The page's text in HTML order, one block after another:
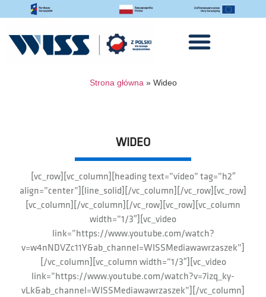
Strona główna » Wideo
WIDEO
[vc_row][vc_column][heading text=”video” tag=”h2″
align=”center”][line_solid][/vc_column][/vc_row][vc_row]
[vc_column][/vc_column][/vc_row][vc_row][vc_column
width=”1/3″][vc_video
link=”https://www.youtube.com/watch?
v=w4nNDVZc11Y&ab_channel=WISSMediawawrzaszek”]
[/vc_column][vc_column width=”1/3″][vc_video
link=”https://www.youtube.com/watch?v=7izq_ky-
vLk&ab_channel=WISSMediawawrzaszek”][/vc_column]